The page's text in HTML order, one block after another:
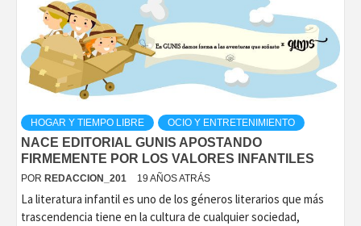
HOGAR Y TIEMPO LIBRE OCIO Y ENTRETENIMIENTO
NACE EDITORIAL GUNIS APOSTANDO
FIRMEMENTE POR LOS VALORES INFANTILES
POR REDACCION_201 19 AÑOS ATRÁS
La literatura infantil es uno de los géneros literarios que más
trascendencia tiene en la cultura de cualquier sociedad,